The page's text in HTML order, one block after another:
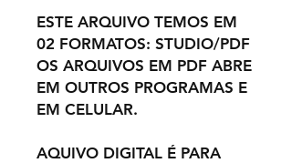
ESTE ARQUIVO TEMOS EM
02 FORMATOS: STUDIO/PDF
OS ARQUIVOS EM PDF ABRE
EM OUTROS PROGRAMAS E
EM CELULAR.
AQUIVO DIGITAL É PARA